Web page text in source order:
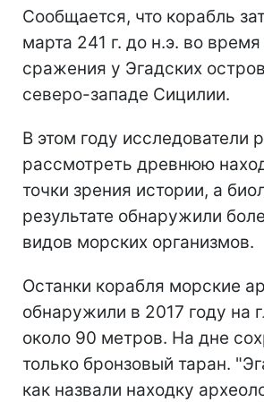
Сообщается, что корабль
марта 241 г. до н.э. во
сражения у Эгадских
северо-западе Сицилии.
В этом году исследователи
рассмотреть древнюю
точки зрения истории, а
результате обнаружили
видов морских организмов.
Останки корабля морские
обнаружили в 2017 году на
около 90 метров. На дне
только бронзовый таран.
как назвали находку